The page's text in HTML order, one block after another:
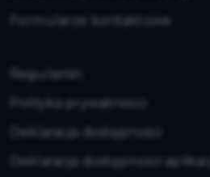
Formularze kontaktowe
Regulamin
Polityka prywatności
Deklaracja dostępności
Deklaracja dostępności aplikacji